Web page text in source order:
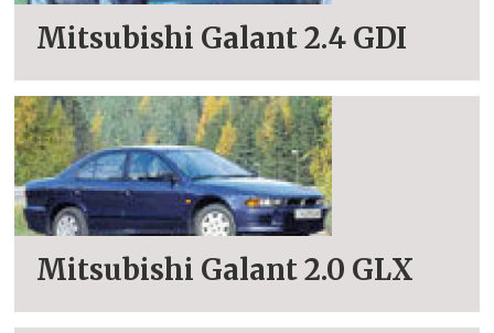
Mitsubishi Galant 2.4 GDI
Mitsubishi Galant 2.0 GLX